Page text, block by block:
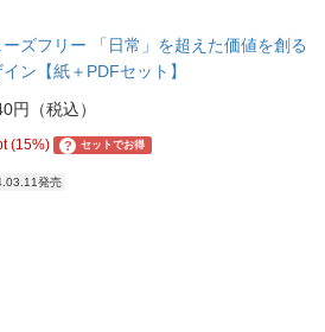
ーズフリー 「日常」を超えた価値を創る
ン【紙＋PDFセット】
円（税込）
(15%) ? セットでお得
発売